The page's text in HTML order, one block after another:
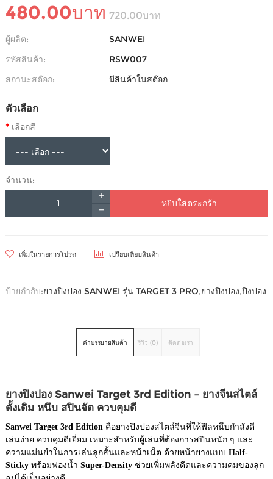
480.00บาท 720.00บาท
ผู้ผลิต:
SANWEI
รหัสสินค้า:
RSW007
สถานะสต๊อก:
มีสินค้าในสต๊อก
ตัวเลือก
เลือกสี
จำนวน:
หยิบใส่ตระกร้า
เพิ่มในรายการโปรด เปรียบเทียบสินค้า
ป้ายกำกับ:ยางปิงปอง SANWEI รุ่น TARGET 3 PRO,ยางปิงปอง,ปิงปอง
คำบรรยายสินค้า รีวิว (0) ติดต่อเรา
ยางปิงปอง Sanwei Target 3rd Edition – ยางจีนสไตล์
ดั้งเดิม หนึบ สปินจัด ควบคุมดี
Sanwei Target 3rd Edition คือยางปิงปองสไตล์จีนที่ให้ฟิลหนึบกำลังดี
เล่นง่าย ควบคุมดีเยี่ยม เหมาะสำหรับผู้เล่นที่ต้องการสปินหนัก ๆ และ
ความแม่นยำในการเล่นลูกสั้นและหน้าเน็ต ด้วยหน้ายางแบบ Half-
Sticky พร้อมฟองน้ำ Super-Density ช่วยเพิ่มพลังดีดและความคมของลูก